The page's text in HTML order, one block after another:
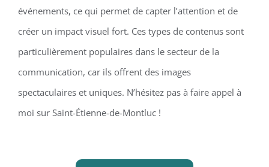
événements, ce qui permet de capter l’attention et de
créer un impact visuel fort. Ces types de contenus sont
particulièrement populaires dans le secteur de la
communication, car ils offrent des images
spectaculaires et uniques. N’hésitez pas à faire appel à
moi sur Saint-Étienne-de-Montluc !